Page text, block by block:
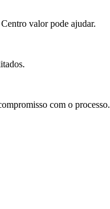
valor pode ajudar.
com o processo.